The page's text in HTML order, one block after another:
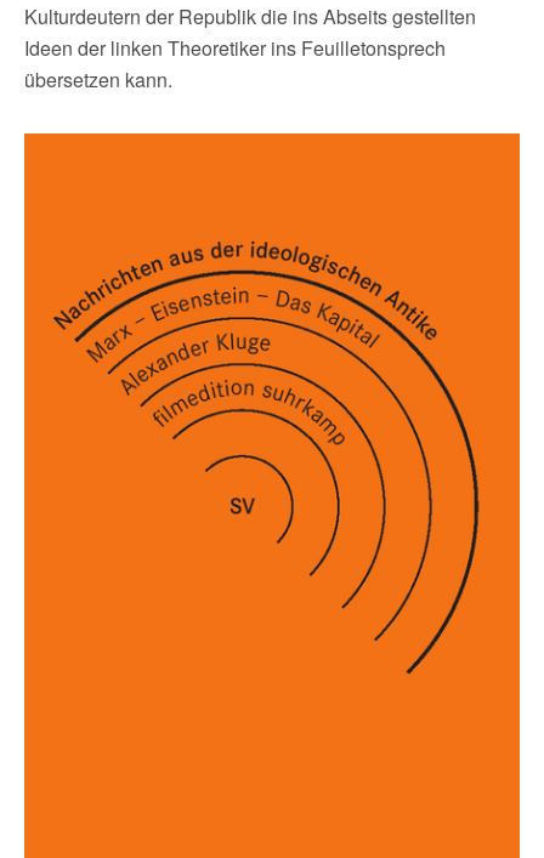
Kulturdeutern der Republik die ins Abseits gestellten
Ideen der linken Theoretiker ins Feuilletonsprech
übersetzen kann.